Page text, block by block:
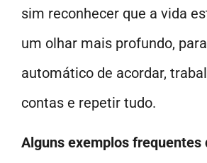
sim reconhecer que a vida
um olhar mais profundo,
automático de acordar,
contas e repetir tudo.
Alguns exemplos frequentes